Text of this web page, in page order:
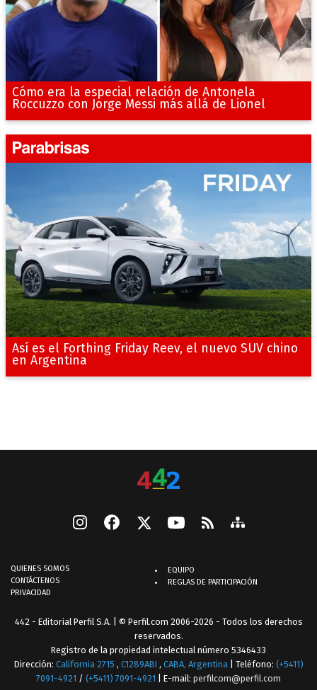
Cómo era la especial relación de Antonela
Roccuzzo con Jorge Messi más allá de Lionel
Así es el Forthing Friday Reev, el nuevo SUV chino
en Argentina
QUIENES SOMOS
CONTÁCTENOS
PRIVACIDAD
EQUIPO
REGLAS DE PARTICIPACIÓN
442 - Editorial Perfil S.A. | © Perfil.com 2006-2026 - Todos los derechos
reservados.
Registro de la propiedad intelectual número 5346433
Dirección: California 2715 , C1289ABI , CABA, Argentina | Teléfono: (+5411)
7091-4921 / (+5411) 7091-4921 | E-mail: perfilcom@perfil.com